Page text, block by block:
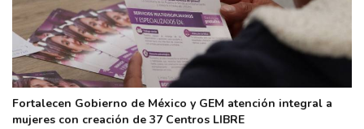
Fortalecen Gobierno de México y GEM atención integral a
mujeres con creación de 37 Centros LIBRE